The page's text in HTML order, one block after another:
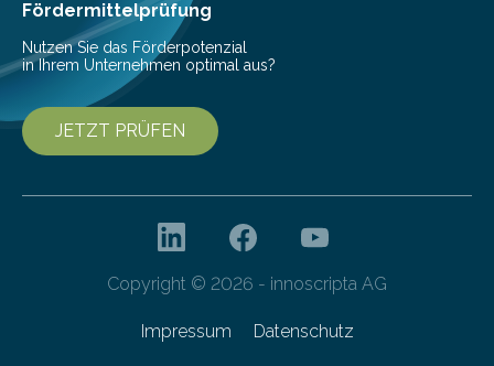
Fördermittelprüfung
Nutzen Sie das Förderpotenzial
in Ihrem Unternehmen optimal aus?
JETZT PRÜFEN
Copyright © 2026 - innoscripta AG
Impressum Datenschutz